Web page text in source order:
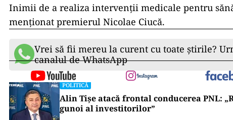
Inimii de a realiza intervenţii medicale pentru
menţionat premierul Nicolae Ciucă.
Vrei să fii mereu la curent cu toate știrile?
canalul de WhatsApp
POLITICĂ
Alin Tișe atacă frontal conducerea PNL:
gunoi al investitorilor”